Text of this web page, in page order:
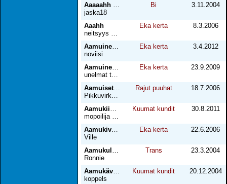
jaska18
Bi 3.11.2004
Aaahh
neitsyys meni
Eka kerta 8.3.2006
noviisi
Eka kerta 3.4.2012
unelmat todeksi
Eka kerta 23.9.2009
Aamuiset Fantasiat
Pikkuvirkamies
Rajut puuhat 18.7.2006
mopoilija mustikkamaalla
Kuumat kundit 30.8.2011
Ville
Eka kerta 22.6.2006
Ronnie
Trans 23.3.2004
koppels
Kuumat kundit 20.12.2004